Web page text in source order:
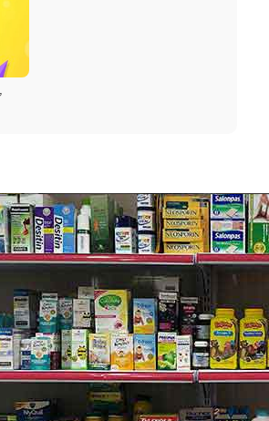
dược quyến rũ cho phụ nữ trên
đã là một trong mười sản phẩm
thích kể từ khi ra đời năm 1996 đến
phần tốt trong thế giới sản
nổ với bản cộng hưởng ngọt ngào
hoa hồng.
dịu với x.ạ hương và hoa quả điển
cùng hoắc hương và gỗ đ.à.n
nước hoa nhẹ nhàng mà sang